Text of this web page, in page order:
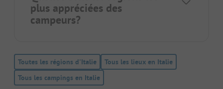
plus appréciées des
campeurs?
Toutes les régions d'Italie
Tous les lieux en Italie
Tous les campings en Italie